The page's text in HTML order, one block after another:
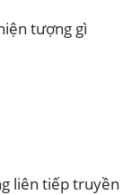
tượng gì
liên tiếp